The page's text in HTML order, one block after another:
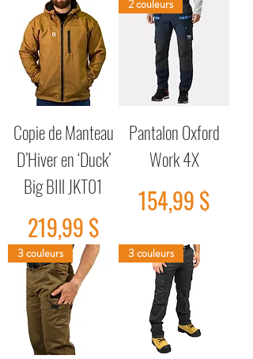
Copie de Manteau
D’Hiver en ‘Duck’
Big BIll JKT01
Prix
219,99 $
2 couleurs
Pantalon Oxford
Work 4X
Prix
154,99 $
3 couleurs 3 couleurs